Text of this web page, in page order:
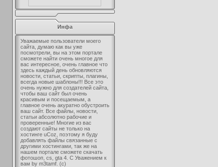
Инфа
Уважаемые пользователи моего
сайта, думаю как вы уже
посмотрели, вы на этом портале
сможете найти очень многое для
вас интересное, очень главное что
здесь каждый день обновляются
новости, статьи, скрипты, плагины,
всегда новые шаблоны!!! Все это
очень нужно для создателей сайта,
чтобы ваш сайт был очень
красивым и посещаемым, а
главное очень акуратно обустроить
ваш сайт. Все файлы, новости,
статьи абсолютно рабочие и
проверенные! Многие из вас
создают сайты не только на
хостинге uCoz, поэтому я буду
добавлять файлы связанные с
другими хостингами, так же на
нашем портале сможете скачать
фотошоп, cs, gta 4. С Уважением к
вам by m3tamf. (с)